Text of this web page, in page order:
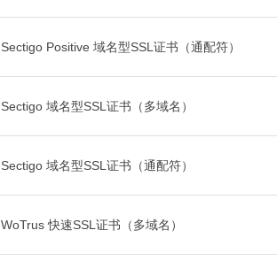
Sectigo Positive 域名型SSL证书（通配符）
Sectigo 域名型SSL证书（多域名）
Sectigo 域名型SSL证书（通配符）
WoTrus 快速SSL证书（多域名）